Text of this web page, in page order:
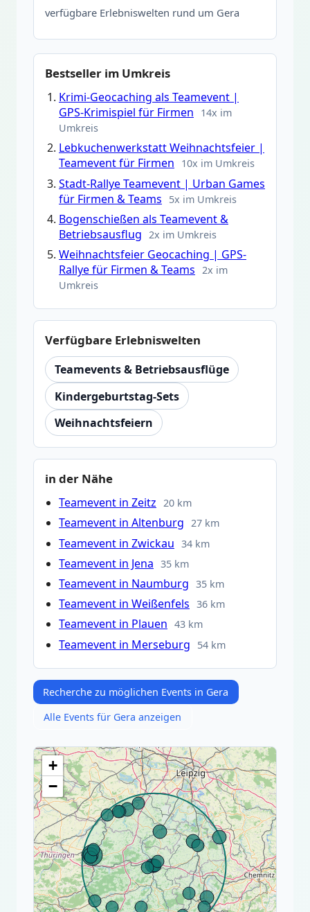
verfügbare Erlebniswelten rund um Gera
Bestseller im Umkreis
Krimi-Geocaching als Teamevent |
GPS-Krimispiel für Firmen
14x im
Umkreis
Lebkuchenwerkstatt Weihnachtsfeier |
Teamevent für Firmen
10x im Umkreis
Stadt-Rallye Teamevent | Urban Games
für Firmen & Teams
5x im Umkreis
Bogenschießen als Teamevent &
Betriebsausflug
2x im Umkreis
Weihnachtsfeier Geocaching | GPS-
Rallye für Firmen & Teams 2x im
Umkreis
Verfügbare Erlebniswelten
Teamevents & Betriebsausflüge
Kindergeburtstag-Sets
Weihnachtsfeiern
in der Nähe
Teamevent in Zeitz 20 km
Teamevent in Altenburg 27 km
Teamevent in Zwickau 34 km
Teamevent in Jena 35 km
Teamevent in Naumburg 35 km
Teamevent in Weißenfels 36 km
Teamevent in Plauen 43 km
Teamevent in Merseburg 54 km
Recherche zu möglichen Events in Gera
Alle Events für Gera anzeigen
+
−